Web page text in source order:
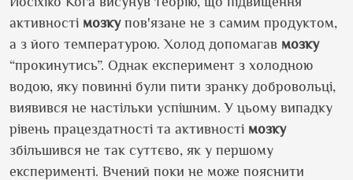
активності мозкупов'язане не з самим продуктом,
а з його температурою. Холод допомагав мозку
“прокинутись”. Однак експеримент з холодною
водою, яку повинні були пити зранку добровольці,
виявився не настільки успішним. У цьому випадку
рівень працездатності та активності мозку
збільшився не так суттєво, як у першому
експерименті. Вчений поки не може пояснити